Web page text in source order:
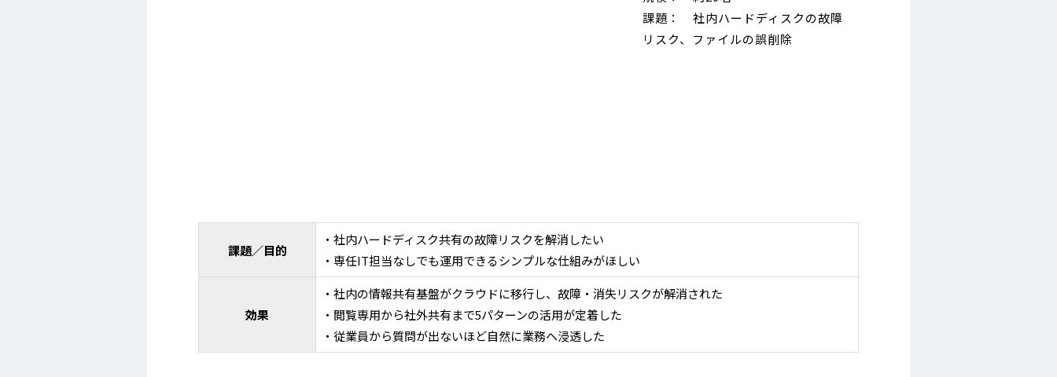
課題： 社内ハードディスクの故障
リスク、ファイルの誤削除
課題／目的
・社内ハードディスク共有の故障リスクを解消したい
・専任IT担当なしでも運用できるシンプルな仕組みがほしい
効果
・社内の情報共有基盤がクラウドに移行し、故障・消失リスクが解消された
・閲覧専用から社外共有まで5パターンの活用が定着した
・従業員から質問が出ないほど自然に業務へ浸透した